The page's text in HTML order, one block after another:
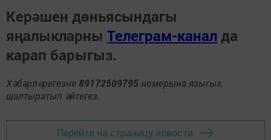
Керәшен дөньясындагы
яңалыкларны Телеграм-канал да
карап барыгыз.
Хәбәрләрегезне 89172509795 номерына языгыз,
шалтыратып әйтегез.
Перейти на страницу новости